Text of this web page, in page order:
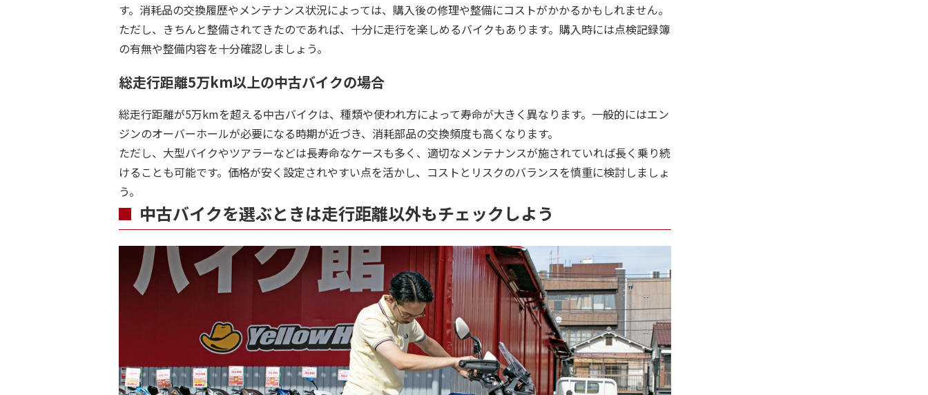
す。消耗品の交換履歴やメンテナンス状況によっては、購入後の修理や整備にコストがかかるかもしれません。
ただし、きちんと整備されてきたのであれば、十分に走行を楽しめるバイクもあります。購入時には点検記録簿
の有無や整備内容を十分確認しましょう。
総走行距離5万km以上の中古バイクの場合
総走行距離が5万kmを超える中古バイクは、種類や使われ方によって寿命が大きく異なります。一般的にはエン
ジンのオーバーホールが必要になる時期が近づき、消耗部品の交換頻度も高くなります。
ただし、大型バイクやツアラーなどは長寿命なケースも多く、適切なメンテナンスが施されていれば長く乗り続
けることも可能です。価格が安く設定されやすい点を活かし、コストとリスクのバランスを慎重に検討しましょ
う。
中古バイクを選ぶときは走行距離以外もチェックしよう